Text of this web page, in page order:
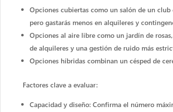
Opciones cubiertas como un salón de un
pero gastarás menos en alquileres y
Opciones al aire libre como un jardín de
de alquileres y una gestión de ruido más
Opciones híbridas combinan un césped de
Factores clave a evaluar:
Capacidad y diseño: Confirma el número